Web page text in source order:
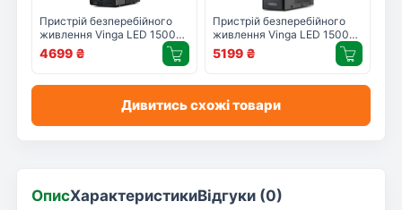
Пристрій безперебійного
живлення Vinga LED 1500VA
plastic case (VPE-1500P)
4699 ₴
Пристрій безперебійного
живлення Vinga LED 1500VA
metal case (VPE-1500M)
5199 ₴
Дивитись схожі товари
ОписХарактеристикиВідгуки (0)